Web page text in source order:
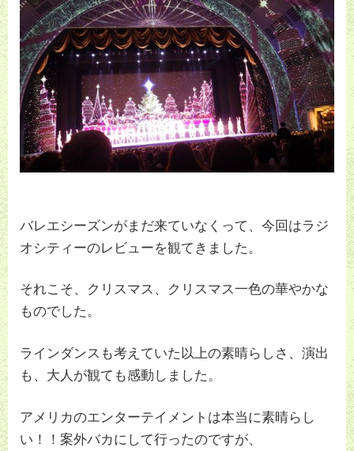
バレエシーズンがまだ来ていなくって、今回はラジ
オシティーのレビューを観てきました。
それこそ、クリスマス、クリスマス一色の華やかな
ものでした。
ラインダンスも考えていた以上の素晴らしさ、演出
も、大人が観ても感動しました。
アメリカのエンターテイメントは本当に素晴らし
い！！案外バカにして行ったのですが、